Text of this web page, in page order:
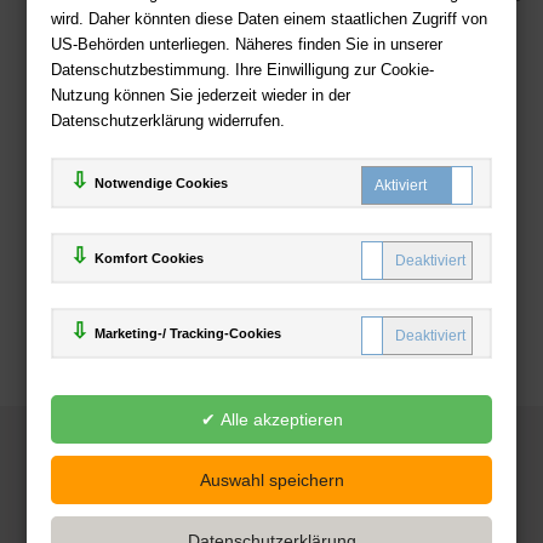
wird. Daher könnten diese Daten einem staatlichen Zugriff von
US-Behörden unterliegen. Näheres finden Sie in unserer
Datenschutzbestimmung. Ihre Einwilligung zur Cookie-
Nutzung können Sie jederzeit wieder in der
Datenschutzerklärung widerrufen.
Notwendige Cookies
Komfort Cookies
Marketing-/ Tracking-Cookies
Zahlweisen
Deutsche-Buchhandlung.de
www.deutsche-buchhandlung.de ist ein Angebot der
Powered by Inooga